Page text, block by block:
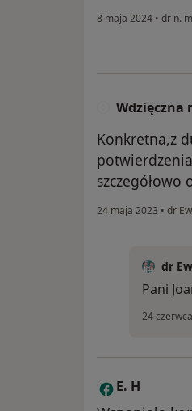
8 maja 2024 • dr n.
Wdzięczna
Konkretna,z
24 maja 2023 • dr
dr
Pani
24
E E. H